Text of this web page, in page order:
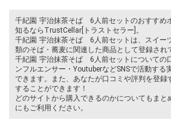
千紀園 宇治抹茶そば 6人前セットのおすすめ
知るならTrustCellar[トラストセラー]。
千紀園 宇治抹茶そば 6人前セットは、スイー
類のそば・蕎麦に関連した商品として登録され
千紀園 宇治抹茶そば 6人前セットについての
ンフルエンサー・YoutuberなどSNSで活動する
できます。また、あなたが口コミや評判を登録
することができます！
どのサイトから購入できるのかについてもま
にもご利用ください。